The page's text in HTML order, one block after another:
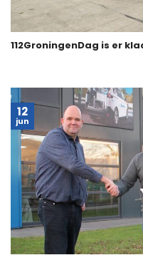
112GroningenDag is er
12
jun